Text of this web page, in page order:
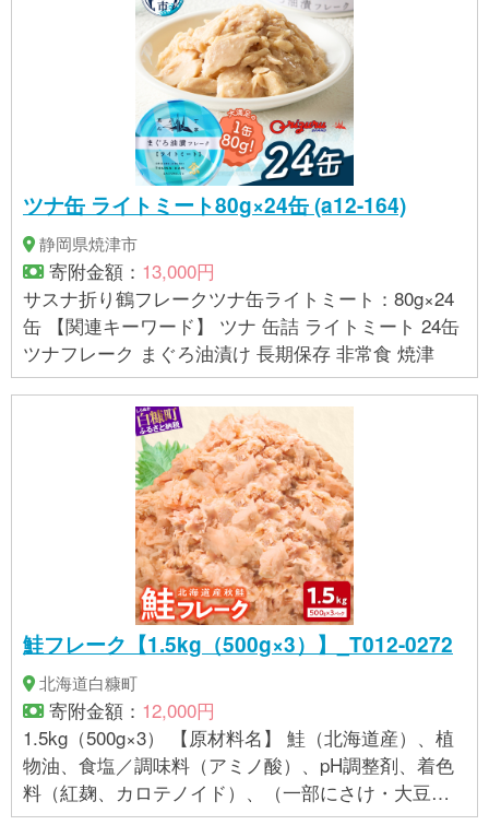
ミンＣ）、発色剤（亜硝酸Ｎａ） アレルギー：乳、
牛肉、 ゼラチン、 大豆 【賞味期限】製造日から42
ツナ缶 ライトミート80g×24缶 (a12-164)
静岡県焼津市
寄附金額： 13,000円
サスナ折り鶴フレークツナ缶ライトミート：80g×24
缶 【関連キーワード】 ツナ 缶詰 ライトミート 24缶
ツナフレーク まぐろ油漬け 長期保存 非常食 焼津
鮭フレーク【1.5kg（500g×3）】_T012-0272
北海道白糠町
寄附金額： 12,000円
1.5kg（500g×3） 【原材料名】 鮭（北海道産）、植
物油、食塩／調味料（アミノ酸）、pH調整剤、着色
料（紅麹、カロテノイド）、（一部にさけ・大豆を
含む） 【アレルギー】 さけ（鮭）、 大豆 【賞味期